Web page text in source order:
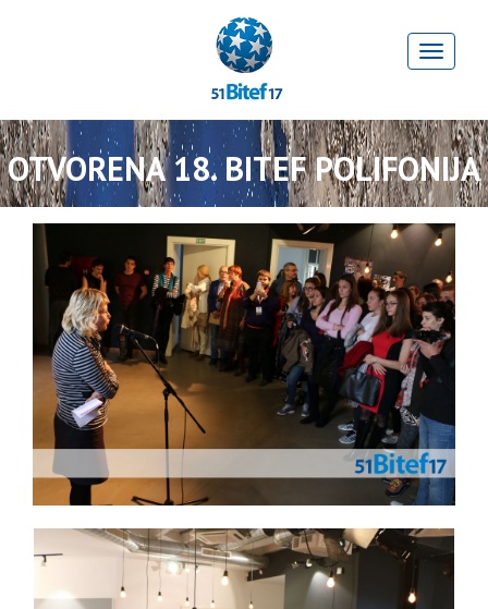
OTVORENA 18. BITEF POLIFONIJA